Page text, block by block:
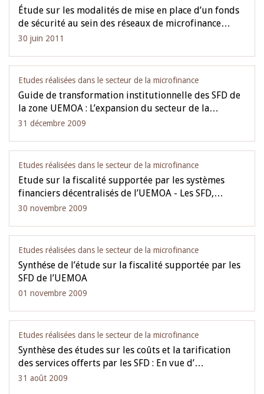
Étude sur les modalités de mise en place d’un fonds
de sécurité au sein des réseaux de microfinance…
30 juin 2011
Etudes réalisées dans le secteur de la microfinance
Guide de transformation institutionnelle des SFD de
la zone UEMOA : L’expansion du secteur de la…
31 décembre 2009
Etudes réalisées dans le secteur de la microfinance
Etude sur la fiscalité supportée par les systèmes
financiers décentralisés de l’UEMOA - Les SFD,…
30 novembre 2009
Etudes réalisées dans le secteur de la microfinance
Synthése de l’étude sur la fiscalité supportée par les
SFD de l’UEMOA
01 novembre 2009
Etudes réalisées dans le secteur de la microfinance
Synthèse des études sur les coûts et la tarification
des services offerts par les SFD : En vue d’…
31 août 2009